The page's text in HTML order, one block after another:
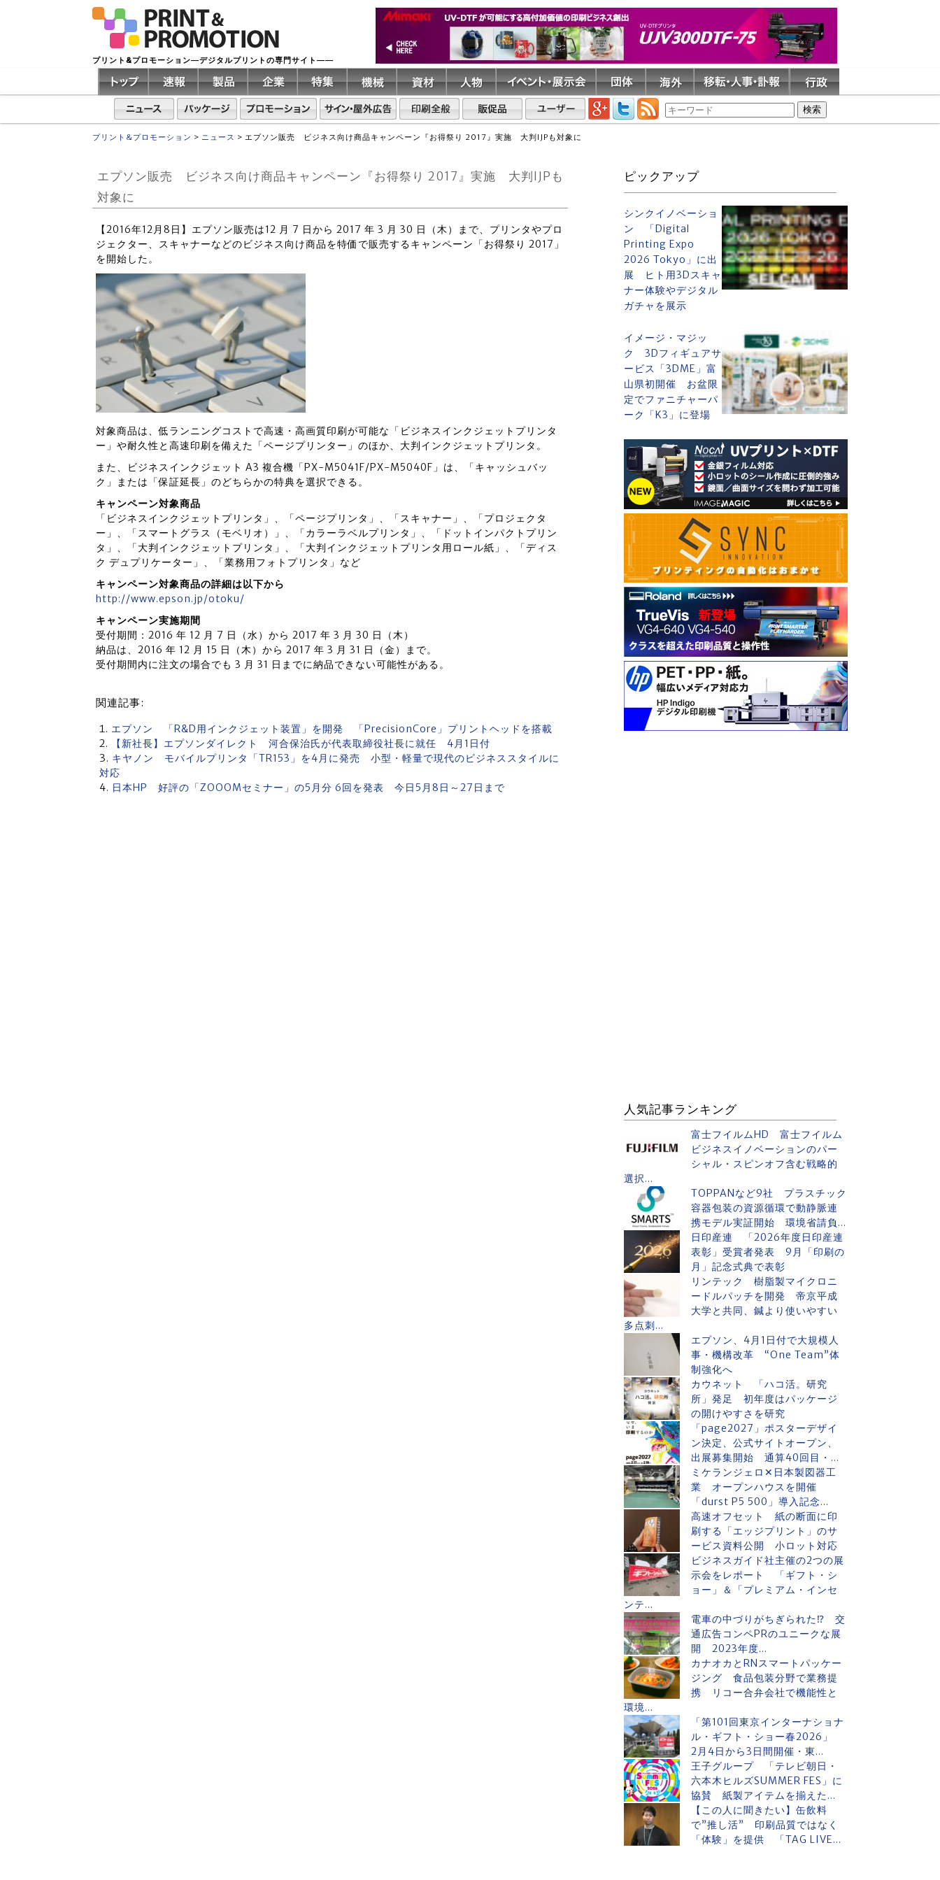
プリント&プロモーション―デジタルプリントの専門サイト――
プリント&プロモーション > ニュース > エプソン販売 ビジネス向け商品キャンペーン『お得祭り 2017』実施 大判IJPも対象に
エプソン販売 ビジネス向け商品キャンペーン『お得祭り 2017』実施 大判IJPも
対象に
【2016年12月8日】エプソン販売は12 月 7 日から 2017 年 3 月 30 日（木）まで、プリンタやプロ
ジェクター、スキャナーなどのビジネス向け商品を特価で販売するキャンペーン「お得祭り 2017」
を開始した。
対象商品は、低ランニングコストで高速・高画質印刷が可能な「ビジネスインクジェットプリンタ
ー」や耐久性と高速印刷を備えた「ページプリンター」のほか、大判インクジェットプリンタ。
また、ビジネスインクジェット A3 複合機「PX-M5041F/PX-M5040F」は、「キャッシュバッ
ク」または「保証延長」のどちらかの特典を選択できる。
キャンペーン対象商品
「ビジネスインクジェットプリンタ」、「ページプリンタ」、「スキャナー」、「プロジェクタ
ー」、「スマートグラス（モベリオ）」、「カラーラベルプリンタ」、「ドットインパクトプリン
タ」、「大判インクジェットプリンタ」、「大判インクジェットプリンタ用ロール紙」、「ディス
ク デュプリケーター」、「業務用フォトプリンタ」など
キャンペーン対象商品の詳細は以下から
http://www.epson.jp/otoku/
キャンペーン実施期間
受付期間：2016 年 12 月 7 日（水）から 2017 年 3 月 30 日（木）
納品は、2016 年 12 月 15 日（木）から 2017 年 3 月 31 日（金）まで。
受付期間内に注文の場合でも 3 月 31 日までに納品できない可能性がある。
関連記事:
エプソン 「R&D用インクジェット装置」を開発 「PrecisionCore」プリントヘッドを搭載
【新社長】エプソンダイレクト 河合保治氏が代表取締役社長に就任 4月1日付
キヤノン モバイルプリンタ「TR153」を4月に発売 小型・軽量で現代のビジネススタイルに
対応
日本HP 好評の「ZOOOMセミナー」の5月分 6回を発表 今日5月8日～27日まで
ピックアップ
シンクイノベーショ
ン 「Digital
Printing Expo
2026 Tokyo」に出
展 ヒト用3Dスキャ
ナー体験やデジタル
ガチャを展示
イメージ・マジッ
ク 3Dフィギュアサ
ービス「3DME」富
山県初開催 お盆限
定でファニチャーパ
ーク「K3」に登場
人気記事ランキング
富士フイルムHD 富士フイルム
ビジネスイノベーションのパー
シャル・スピンオフ含む戦略的
選択...
TOPPANなど9社 プラスチック
容器包装の資源循環で動静脈連
携モデル実証開始 環境省請負...
日印産連 「2026年度日印産連
表彰」受賞者発表 9月「印刷の
月」記念式典で表彰
リンテック 樹脂製マイクロニ
ードルパッチを開発 帝京平成
大学と共同、鍼より使いやすい
多点刺...
エプソン、4月1日付で大規模人
事・機構改革 “One Team”体
制強化へ
カウネット 「ハコ活。研究
所」発足 初年度はパッケージ
の開けやすさを研究
「page2027」ポスターデザイ
ン決定、公式サイトオープン、
出展募集開始 通算40回目・...
ミケランジェロ✕日本製図器工
業 オープンハウスを開催
「durst P5 500」導入記念...
高速オフセット 紙の断面に印
刷する「エッジプリント」のサ
ービス資料公開 小ロット対応
ビジネスガイド社主催の2つの展
示会をレポート 「ギフト・シ
ョー」＆「プレミアム・インセ
ンテ...
電車の中づりがちぎられた⁉ 交
通広告コンペPRのユニークな展
開 2023年度...
カナオカとRNスマートパッケー
ジング 食品包装分野で業務提
携 リコー合弁会社で機能性と
環境...
「第101回東京インターナショナ
ル・ギフト・ショー春2026」
2月4日から3日間開催・東...
王子グループ 「テレビ朝日・
六本木ヒルズSUMMER FES」に
協賛 紙製アイテムを揃えた...
【この人に聞きたい】缶飲料
で”推し活” 印刷品質ではなく
「体験」を提供 「TAG LIVE...